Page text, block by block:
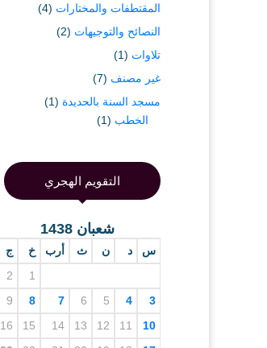
المقتطفات والمختارات (4)
النصائح والتوجيهات (2)
تلاوات (1)
غير مصنف (7)
مسجد السنة بالحديدة (1)
الخطب (1)
التقويم الهجري
شعبان 1438
س د ن ث أرب خ
ج
1
2
3
4
5
6
7
8
9
10
11
12
13
14
15
16